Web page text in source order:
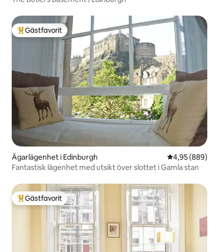
Populär gästfavorit
Gästfavorit
Ägarlägenhet i Edinburgh 4,95 av 5 i
4,95 (889)
Fantastisk lägenhet med utsikt över slottet i Gamla stan
Populär gästfavorit
Gästfavorit